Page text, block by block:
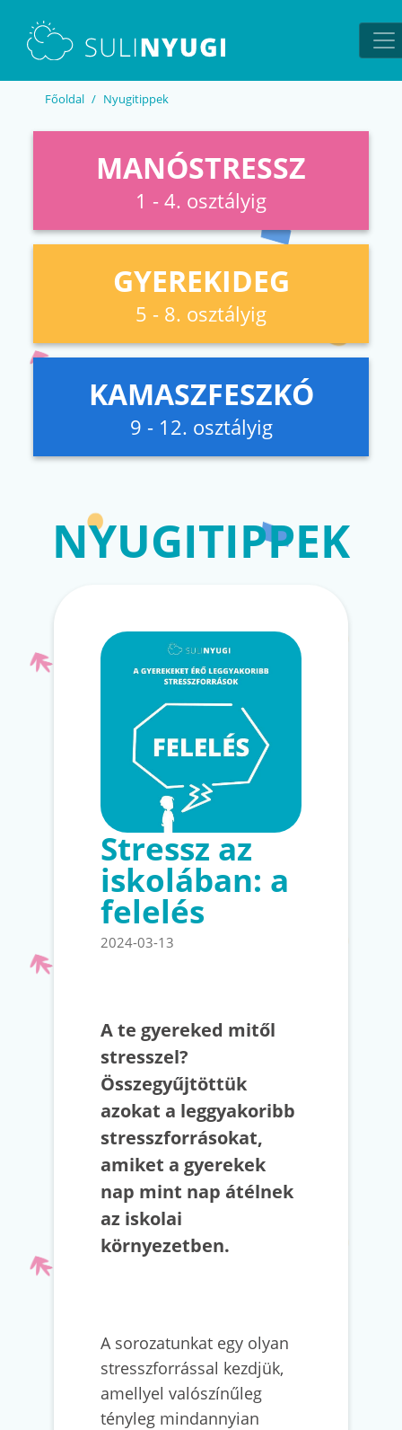
Főoldal Nyugitippek
MANÓSTRESSZ
1 - 4. osztályig
GYEREKIDEG
5 - 8. osztályig
KAMASZFESZKÓ
9 - 12. osztályig
NYUGITIPPEK
Stressz az
iskolában: a
felelés
2024-03-13
A te gyereked mitől
stresszel?
Összegyűjtöttük
azokat a leggyakoribb
stresszforrásokat,
amiket a gyerekek
nap mint nap átélnek
az iskolai
környezetben.
A sorozatunkat egy olyan
stresszforrással kezdjük,
amellyel valószínűleg
tényleg mindannyian